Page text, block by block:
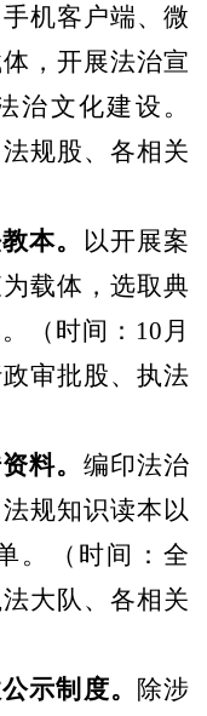
机客户端、微
，开展法治宣
治文化建设。
规股、各相关
本。
以开展案
载体，选取典
（ 时间： 10月
审批股、执法
料。 编印法治
规知识读本以
。
（ 时间：全
大队、各相关
示制度。 除涉